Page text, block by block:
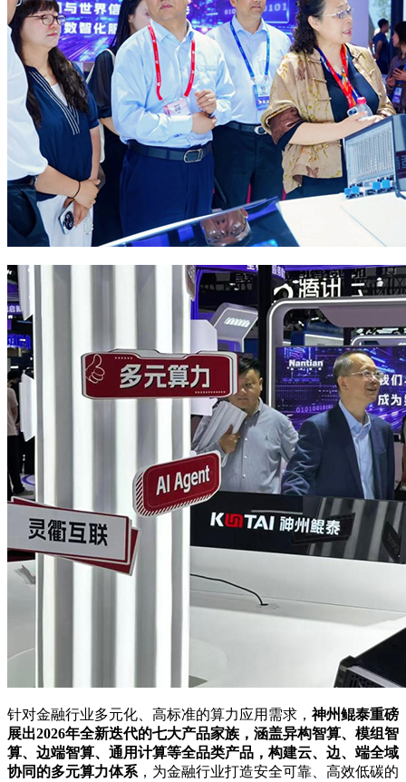
针对金融行业多元化、高标准的算力应用需求，神州鲲泰重磅
展出2026年全新迭代的七大产品家族，涵盖异构智算、模组智
算、边端智算、通用计算等全品类产品，构建云、边、端全域
协同的多元算力体系 ，为金融行业打造安全可靠、高效低碳的